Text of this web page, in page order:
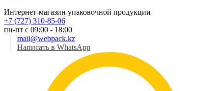
Интернет-магазин упаковочной продукции
+7 (727) 310-85-06
пн-пт с 09:00 - 18:00
mail@webpack.kz
Написать в WhatsApp